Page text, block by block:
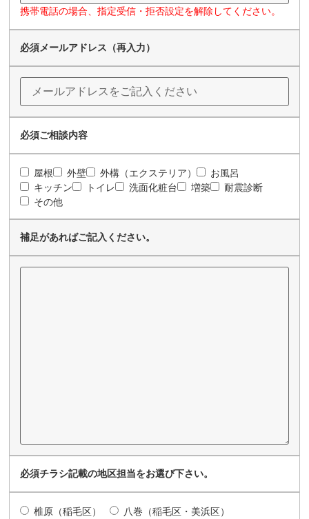
携帯電話の場合、指定受信・拒否設定を解除してください。
必須メールアドレス（再入力）
必須ご相談内容
屋根 外壁 外構（エクステリア）
お風呂
キッチン
トイレ 洗面化粧台 増築
耐震診断
その他
補足があればご記入ください。
必須チラシ記載の地区担当をお選び下さい。
椎原（稲毛区）
八巻（稲毛区・美浜区）